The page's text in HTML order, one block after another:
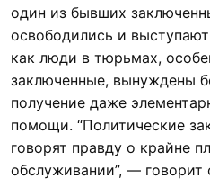
один из бывших
освободились и
как люди в тюрьмах,
заключенные, вынуждены
получение даже
помощи. “Политические
говорят правду о крайне
обслуживании”, — говорит